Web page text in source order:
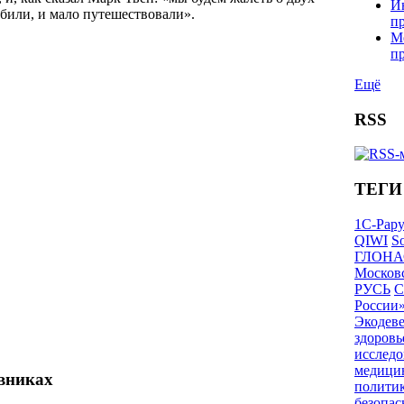
и мало путешествовали».
Ещё
RSS
ТЕГИ
1С-
QIWI
РУСЬ